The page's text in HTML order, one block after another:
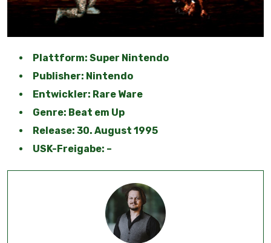
Plattform: Super Nintendo
Publisher: Nintendo
Entwickler: Rare Ware
Genre: Beat em Up
Release: 30. August 1995
USK-Freigabe: –